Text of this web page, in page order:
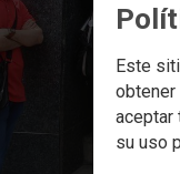
Este
aceptar
su uso